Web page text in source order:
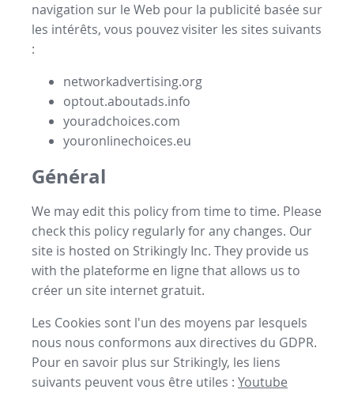
navigation sur le Web pour la publicité basée sur
les intérêts, vous pouvez visiter les sites suivants
:
networkadvertising.org
optout.aboutads.info
youradchoices.com
youronlinechoices.eu
Général
We may edit this policy from time to time. Please
check this policy regularly for any changes. Our
site is hosted on Strikingly Inc. They provide us
with the plateforme en ligne that allows us to
créer un site internet gratuit.
Les Cookies sont l'un des moyens par lesquels
nous nous conformons aux directives du GDPR.
Pour en savoir plus sur Strikingly, les liens
suivants peuvent vous être utiles : Youtube